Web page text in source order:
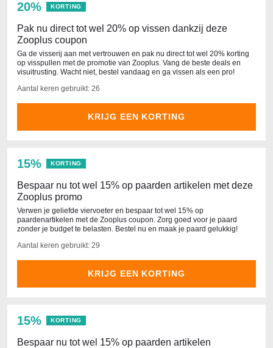
20% KORTING
Pak nu direct tot wel 20% op vissen dankzij deze
Zooplus coupon
Ga de visserij aan met vertrouwen en pak nu direct tot wel 20% korting
op visspullen met de promotie van Zooplus. Vang de beste deals en
visuitrusting. Wacht niet, bestel vandaag en ga vissen als een pro!
Aantal keren gebruikt: 26
KRIJG EEN KORTING
15% KORTING
Bespaar nu tot wel 15% op paarden artikelen met deze
Zooplus promo
Verwen je geliefde viervoeter en bespaar tot wel 15% op
paardenartikelen met de Zooplus coupon. Zorg goed voor je paard
zonder je budget te belasten. Bestel nu en maak je paard gelukkig!
Aantal keren gebruikt: 29
KRIJG EEN KORTING
15% KORTING
Bespaar nu tot wel 15% op paarden artikelen